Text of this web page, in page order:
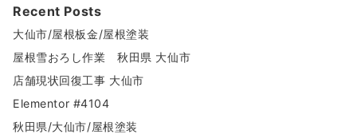
Recent Posts
大仙市/屋根板金/屋根塗装
屋根雪おろし作業 秋田県 大仙市
店舗現状回復工事 大仙市
Elementor #4104
秋田県/大仙市/屋根塗装